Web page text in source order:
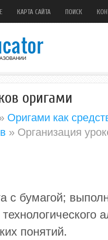
КАРТА САЙТА ПОИСК
оригами
Оригами как
» Организация
с бумагой;
понятий.